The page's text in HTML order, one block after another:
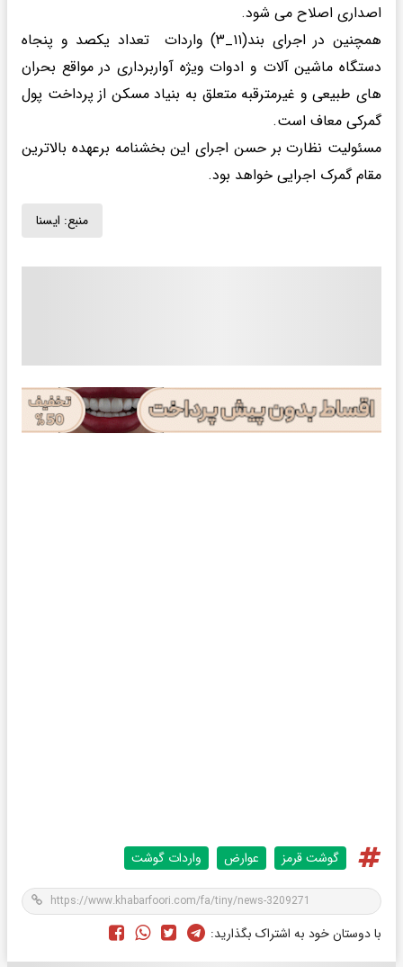
اصداری اصلاح می شود.
همچنین در اجرای بند(۱۱_۳) واردات تعداد یکصد و پنجاه
دستگاه ماشین آلات و ادوات ویژه آواربرداری در مواقع بحران
های طبیعی و غیرمترقبه متعلق به بنیاد مسکن از پرداخت پول
گمرکی معاف است.
مسئولیت نظارت بر حسن اجرای این بخشنامه برعهده بالاترین
مقام گمرک اجرایی خواهد بود.
منبع: ايسنا
گوشت قرمز عوارض واردات گوشت
با دوستان خود به اشتراک بگذارید: